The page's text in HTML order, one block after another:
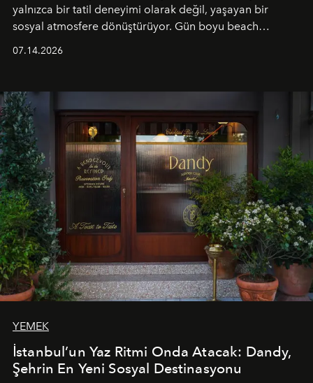
yalnızca bir tatil deneyimi olarak değil, yaşayan bir
sosyal atmosfere dönüştürüyor. Gün boyu beach
tematik gastronomi geceleri misafirlerle buluşuyor.
Paylaşıma, lezzete ve müziğe odaklanan bu özel
akşamlar, YAZ’ın sade lüks anlayışını gün batımından
geceye taşıyarak her hafta farklı bir deneyim sunuyor.
07.14.2026
YEMEK
İstanbul’un Yaz Ritmi Onda Atacak: Dandy,
Şehrin En Yeni Sosyal Destinasyonu